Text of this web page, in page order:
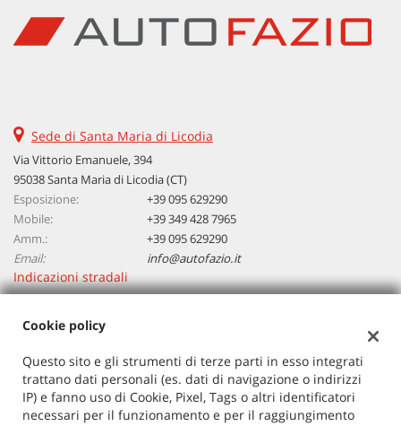
Sede di Santa Maria di Licodia
Via Vittorio Emanuele, 394
95038 Santa Maria di Licodia (CT)
Esposizione:
+39 095 629290
Mobile:
+39 349 428 7965
Amm.:
+39 095 629290
Email:
info@autofazio.it
Indicazioni stradali
Autosalone Fazio Salvatore Srl
Via Vittorio Emanuele, 394, Santa Maria di Licodia (CT)
C.F/P.IVA:03729380877
Registro delle imprese:CT
Cookie policy
Questo sito e gli strumenti di terze parti in esso integrati
trattano dati personali (es. dati di navigazione o indirizzi
IP) e fanno uso di Cookie, Pixel, Tags o altri identificatori
necessari per il funzionamento e per il raggiungimento